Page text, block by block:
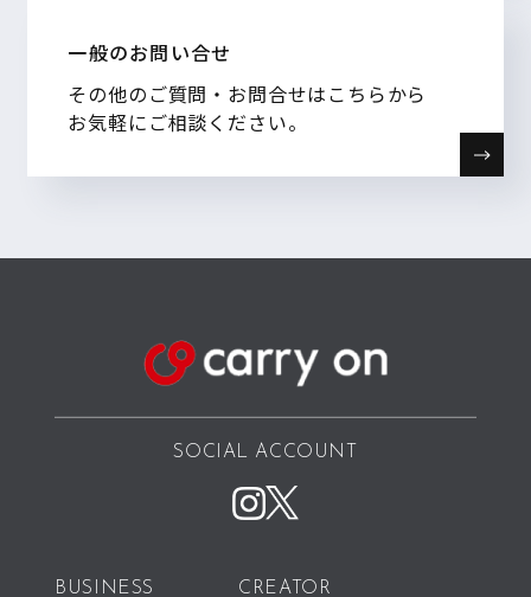
一般のお問い合せ
その他のご質問・お問合せはこちらから
お気軽にご相談ください。
SOCIAL ACCOUNT
BUSINESS CREATOR